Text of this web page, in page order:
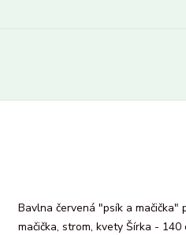
Bavlna červená "psík a mačička"
mačička, strom, kvety Šírka -